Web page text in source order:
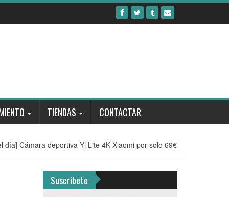
TIENDAS CONTACTAR
día] Cámara deportiva Yi Lite 4K Xiaomi por solo 69€
Suscríbete